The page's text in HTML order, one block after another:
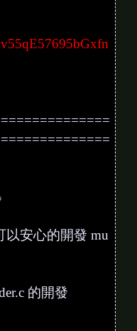
安心的開發 mu
的開發